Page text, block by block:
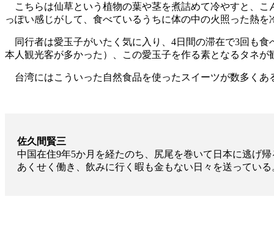
こちらは仙草という植物の葉や茎を煮詰めて冷やすと、こ
っぽい感じがして、食べているうちに体の中の火照った熱
同行者は愛玉子がいたく気に入り、4日間の滞在で3回も
本人観光客が多かった）、この愛玉子を作る素となるタネ
台湾にはこういった自然食品を使ったスイーツが数多くあ
佐久間賢三
中国在住9年5か月を経たのち、尻尾を巻いて日本に逃げ
あくせく働き、飲みに行く暇も金もない日々を送ってい